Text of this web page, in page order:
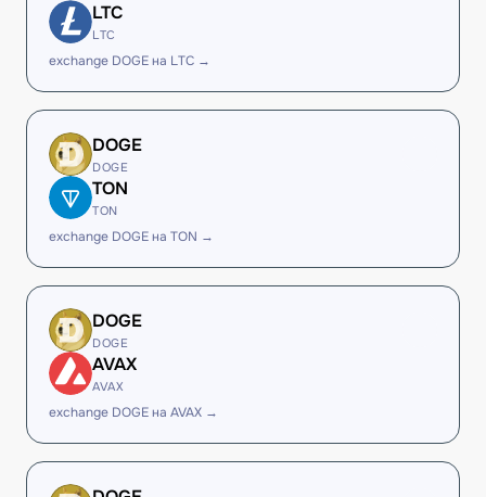
LTC
LTC
exchange DOGE на LTC →
DOGE
DOGE
TON
TON
exchange DOGE на TON →
DOGE
DOGE
AVAX
AVAX
exchange DOGE на AVAX →